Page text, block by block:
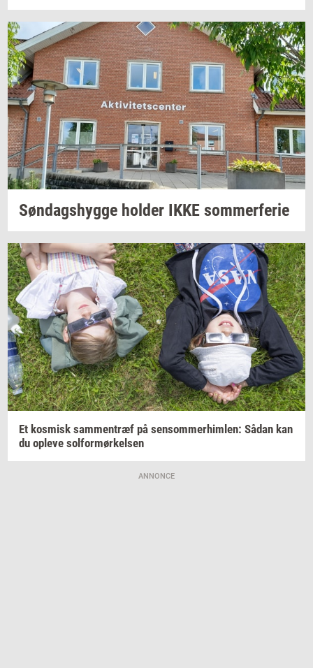
Søn­dags­hyg­ge hol­der IKKE som­mer­fe­rie
Et kos­misk sam­men­træf på sen­som­mer­him­len: Sådan kan
du op­le­ve sol­for­mør­kel­sen
ANNONCE